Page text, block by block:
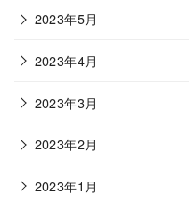
2023年5月
2023年4月
2023年3月
2023年2月
2023年1月